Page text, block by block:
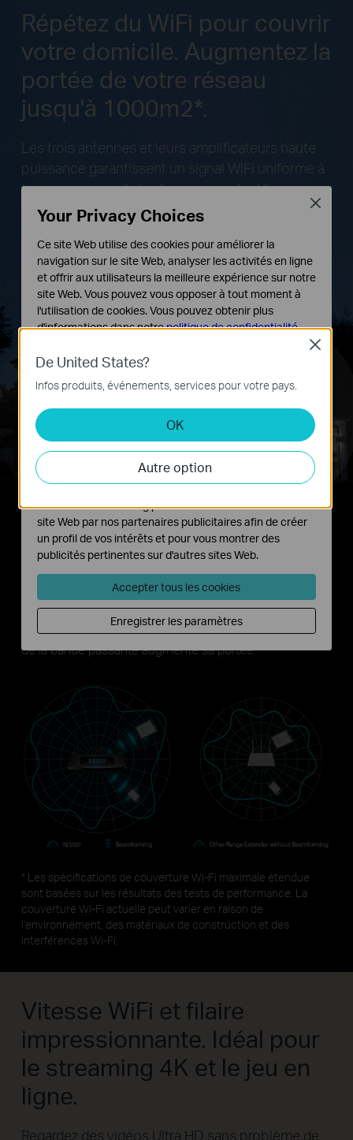
Répétez du WiFi pour couvrir
votre domicile. Augmentez la
portée de votre réseau
jusqu'à 1000m2*.
Les trois antennes et leurs amplificateurs haute
puissance garantissent un signal WiFi uniforme à
tous vos appareils tout enaugmentant la
couverture à l'intégralité de votre domicile. Le
processeur Broadcom de 1 GHz garantit
l’absence d'interruptions dans le traitement des
tâches WiFi et filaires simultanées.
Processeur
double core 1
GHz
Puissance de
sortie 700mW
double bande
routeurs/box
WiFi
Technologie Beamforming
La formation de faisceaux concentre le signal WiFi sur
les clients du réseau,focalisant la transmission de
données là ou elle est le plus utile.L'utilisation optimisée
de la bande passante augmente sa portée.
* Les spécifications de couverture Wi-Fi maximale étendue
sont basées sur les résultats des tests de performance. La
couverture Wi-Fi actuelle peut varier en raison de
l'environnement, des matériaux de construction et des
interférences Wi-Fi.
Vitesse WiFi et filaire
impressionnante. Idéal pour
le streaming 4K et le jeu en
ligne.
Regardez des vidéos Ultra HD sans problème de
De United States?
Infos produits, événements, services pour votre pays.
OK
Autre option
Close
Your Privacy Choices
Ce site Web utilise des cookies pour améliorer la
navigation sur le site Web, analyser les activités en ligne
et offrir aux utilisateurs la meilleure expérience sur notre
site Web. Vous pouvez vous opposer à tout moment à
l'utilisation de cookies. Vous pouvez obtenir plus
d'informations dans notrepolitique de confidentialité.
Cookies basiques
Ces cookies sont nécessaires au fonctionnement du
site Web et ne peuvent pas être désactivés dans vos
Cookies d'analyse et marketing
Les cookies d'analyse nous permettent d'analyser vos
activités sur notre site Web pour améliorer et ajuster les
fonctionnalités de notre site Web.
Les cookies marketing peuvent être définis via notre
site Web par nos partenaires publicitaires afin de créer
un profil de vos intérêts et pour vous montrer des
publicités pertinentes sur d'autres sites Web.
Accepter tous les cookies
Enregistrer les paramètres
Close